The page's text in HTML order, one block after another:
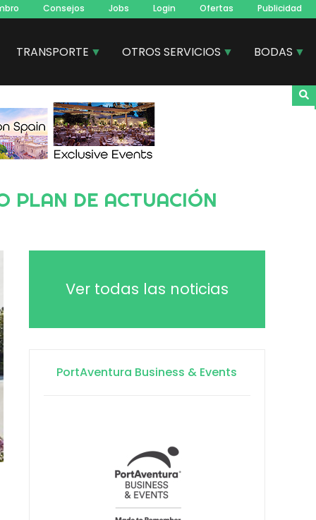
Consejos Jobs Login Ofertas Publicidad
TRANSPORTE OTROS SERVICIOS BODAS
Ver todas las noticias
PortAventura Business & Events